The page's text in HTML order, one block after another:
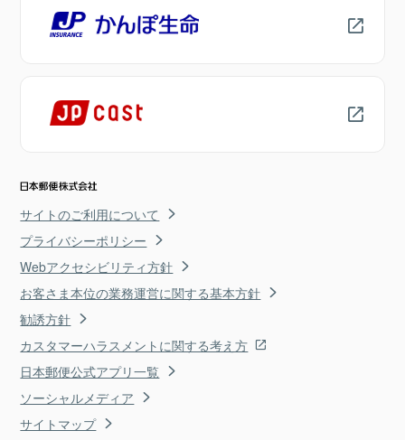
サイトのご利用について
プライバシーポリシー
Webアクセシビリティ方針
お客さま本位の業務運営に関する基本方針
勧誘方針
カスタマーハラスメントに関する考え方
日本郵便公式アプリ一覧
ソーシャルメディア
サイトマップ